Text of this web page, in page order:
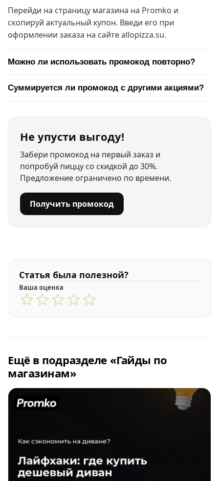
Перейди на страницу магазина на Promko и
скопируй актуальный купон. Введи его при
оформлении заказа на сайте allopizza.su.
Можно ли использовать промокод повторно?
Суммируется ли промокод с другими акциями?
Не упусти выгоду!
Забери промокод на первый заказ и
попробуй пиццу со скидкой до 30%.
Предложение ограничено по времени.
Получить промокод
Статья была полезной?
Ваша оценка
Ещё в подразделе «Гайды по
магазинам»